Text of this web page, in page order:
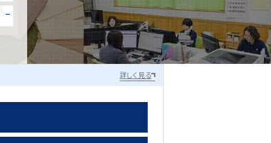
詳しく見る